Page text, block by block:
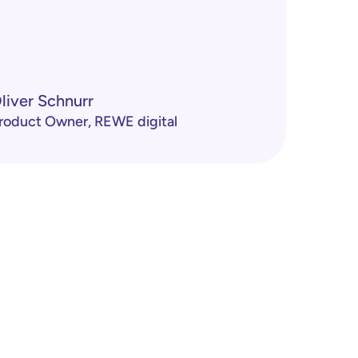
Schnurr
Owner, REWE digital